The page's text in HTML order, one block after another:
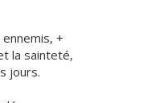
+
la sainteté,
jours.